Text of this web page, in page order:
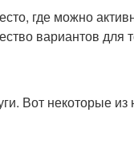
где можно
вариантов для
Вот некоторые из